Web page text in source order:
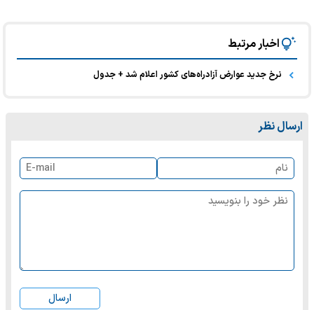
اخبار مرتبط
نرخ جدید عوارض آزادراه‌های کشور اعلام شد + جدول
ارسال نظر
ارسال